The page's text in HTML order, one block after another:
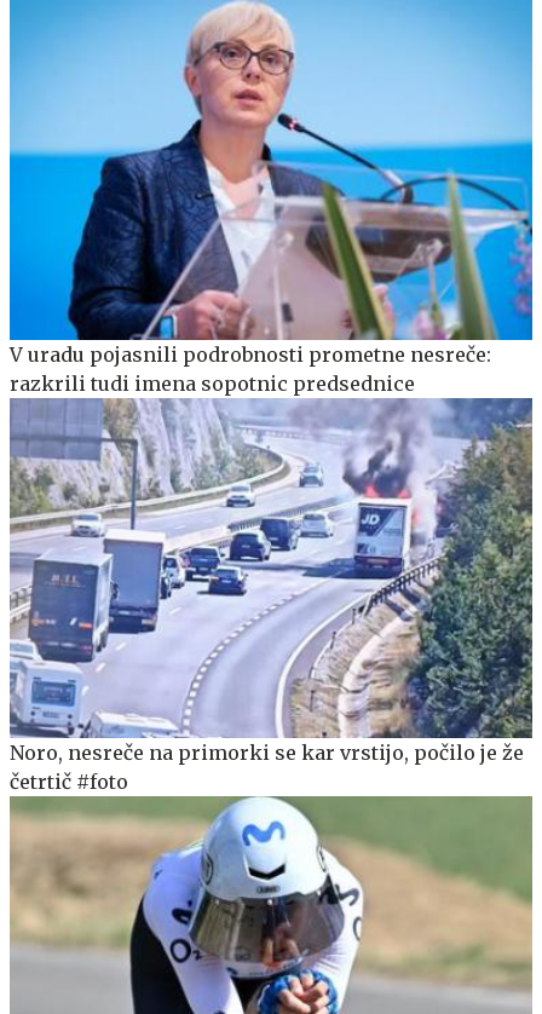
V uradu pojasnili podrobnosti prometne nesreče:
razkrili tudi imena sopotnic predsednice
Noro, nesreče na primorki se kar vrstijo, počilo je že
četrtič #foto